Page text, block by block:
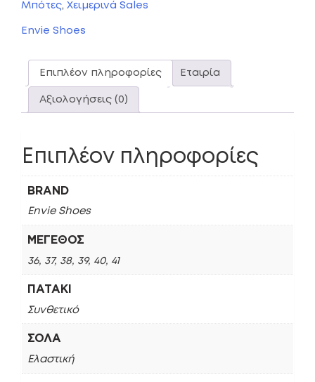
Μπότες, Χειμερινά Sales
Envie Shoes
Επιπλέον πληροφορίες Εταιρία
Αξιολογήσεις (0)
Επιπλέον πληροφορίες
BRAND
Envie Shoes
ΜΈΓΕΘΟΣ
36, 37, 38, 39, 40, 41
ΠΑΤΆΚΙ
Συνθετικό
ΣΌΛΑ
Ελαστική